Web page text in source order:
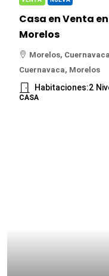
Casa en Venta
Morelos
Morelos,
Cuernavaca, Morelos
Habitaciones:2
CASA